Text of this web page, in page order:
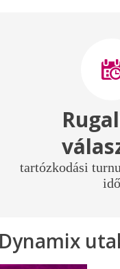
tartózkodási
idő